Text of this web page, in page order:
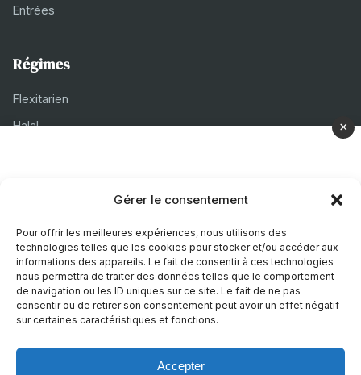
Gérer le consentement
Pour offrir les meilleures expériences, nous utilisons des
technologies telles que les cookies pour stocker et/ou accéder aux
informations des appareils. Le fait de consentir à ces technologies
nous permettra de traiter des données telles que le comportement
de navigation ou les ID uniques sur ce site. Le fait de ne pas
consentir ou de retirer son consentement peut avoir un effet négatif
sur certaines caractéristiques et fonctions.
Accepter
Entrées
Régimes
Flexitarien
Halal
À propos
Mentions légales
Politique de confidentialité
Politique de cookies
×